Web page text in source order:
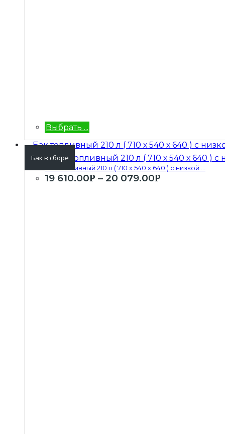
Выбрать ...
Бак в сборе
Бак топливный 210 л ( 710 х 540 х 640 ) с низкой ...
19 610.00Р – 20 079.00Р